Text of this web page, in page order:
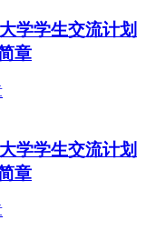
学学生交流计划
章
学学生交流计划
章